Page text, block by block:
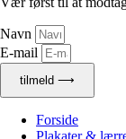
Navn
E-mail
tilmeld ⟶
Forside
Plakater &